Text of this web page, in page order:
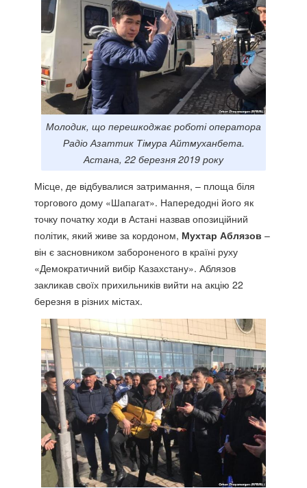
Молодик, що перешкоджає роботі оператора
Радіо Азаттик Тімура Айтмуханбета.
Астана, 22 березня 2019 року
Місце, де відбувалися затримання, – площа біля
торгового дому «Шапагат». Напередодні його як
точку початку ходи в Астані назвав опозиційний
політик, який живе за кордоном, Мухтар Аблязов –
він є засновником забороненого в країні руху
«Демократичний вибір Казахстану». Аблязов
закликав своїх прихильників вийти на акцію 22
березня в різних містах.